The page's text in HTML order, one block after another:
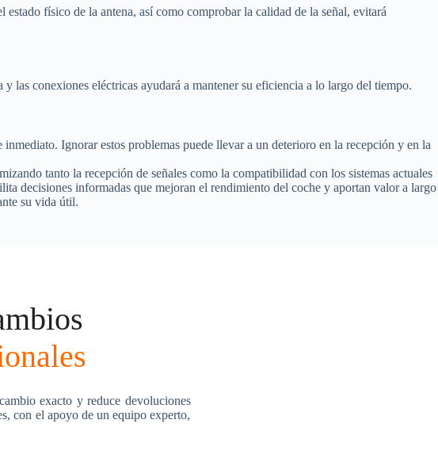
físico de la antena, así como comprobar la calidad de la señal, evitará
las conexiones eléctricas ayudará a mantener su eficiencia a lo largo del tiempo.
Ignorar estos problemas puede llevar a un deterioro en la recepción y en la
tanto la recepción de señales como la compatibilidad con los sistemas actuales
decisiones informadas que mejoran el rendimiento del coche y aportan valor a largo
su vida útil.
exacto y reduce devoluciones
con el apoyo de un equipo experto,